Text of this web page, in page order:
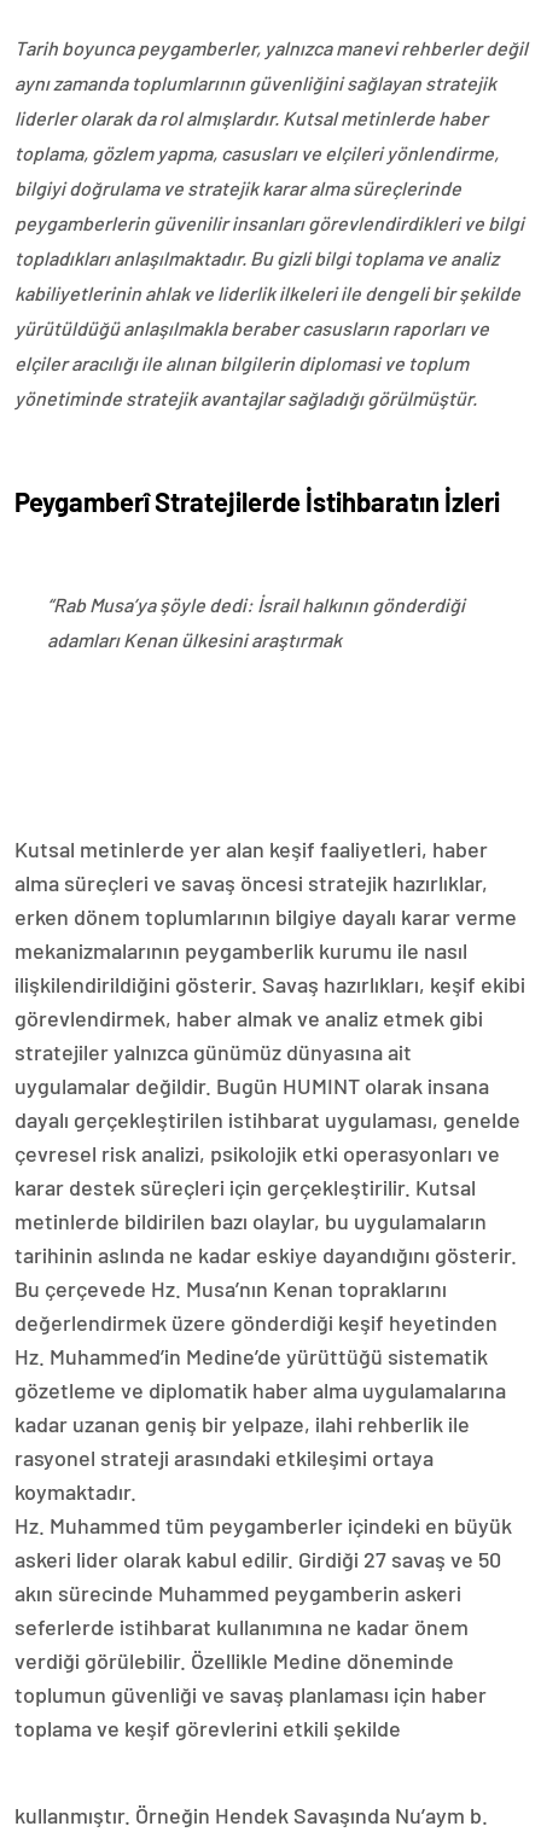
Tarih boyunca peygamberler, yalnızca manevi rehberler değil
aynı zamanda toplumlarının güvenliğini sağlayan stratejik
liderler olarak da rol almışlardır. Kutsal metinlerde haber
toplama, gözlem yapma, casusları ve elçileri yönlendirme,
bilgiyi doğrulama ve stratejik karar alma süreçlerinde
peygamberlerin güvenilir insanları görevlendirdikleri ve bilgi
topladıkları anlaşılmaktadır. Bu gizli bilgi toplama ve analiz
kabiliyetlerinin ahlak ve liderlik ilkeleri ile dengeli bir şekilde
yürütüldüğü anlaşılmakla beraber casusların raporları ve
elçiler aracılığı ile alınan bilgilerin diplomasi ve toplum
yönetiminde stratejik avantajlar sağladığı görülmüştür.
Peygamberî Stratejilerde İstihbaratın İzleri
“Rab Musa’ya şöyle dedi: İsrail halkının gönderdiği
adamları Kenan ülkesini araştırmak
Kutsal metinlerde yer alan keşif faaliyetleri, haber
alma süreçleri ve savaş öncesi stratejik hazırlıklar,
erken dönem toplumlarının bilgiye dayalı karar verme
mekanizmalarının peygamberlik kurumu ile nasıl
ilişkilendirildiğini gösterir. Savaş hazırlıkları, keşif ekibi
görevlendirmek, haber almak ve analiz etmek gibi
stratejiler yalnızca günümüz dünyasına ait
uygulamalar değildir. Bugün HUMINT olarak insana
dayalı gerçekleştirilen istihbarat uygulaması, genelde
çevresel risk analizi, psikolojik etki operasyonları ve
karar destek süreçleri için gerçekleştirilir. Kutsal
metinlerde bildirilen bazı olaylar, bu uygulamaların
tarihinin aslında ne kadar eskiye dayandığını gösterir.
Bu çerçevede Hz. Musa’nın Kenan topraklarını
değerlendirmek üzere gönderdiği keşif heyetinden
Hz. Muhammed’in Medine’de yürüttüğü sistematik
gözetleme ve diplomatik haber alma uygulamalarına
kadar uzanan geniş bir yelpaze, ilahi rehberlik ile
rasyonel strateji arasındaki etkileşimi ortaya
koymaktadır.
Hz. Muhammed tüm peygamberler içindeki en büyük
askeri lider olarak kabul edilir. Girdiği 27 savaş ve 50
akın sürecinde Muhammed peygamberin askeri
seferlerde istihbarat kullanımına ne kadar önem
verdiği görülebilir. Özellikle Medine döneminde
toplumun güvenliği ve savaş planlaması için haber
toplama ve keşif görevlerini etkili şekilde
kullanmıştır. Örneğin Hendek Savaşında Nu’aym b.